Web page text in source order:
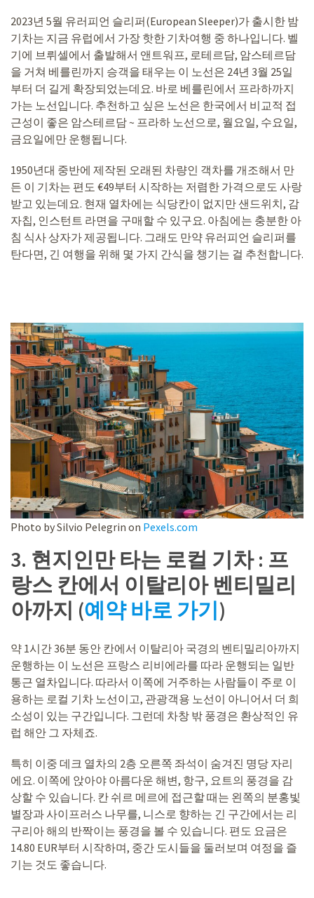
2023년 5월 유러피언 슬리퍼(European Sleeper)가 출시한 밤
기차는 지금 유럽에서 가장 핫한 기차여행 중 하나입니다. 벨
기에 브뤼셀에서 출발해서 앤트워프, 로테르담, 암스테르담
을 거쳐 베를린까지 승객을 태우는 이 노선은 24년 3월 25일
부터 더 길게 확장되었는데요. 바로 베를린에서 프라하까지
가는 노선입니다. 추천하고 싶은 노선은 한국에서 비교적 접
근성이 좋은 암스테르담 ~ 프라하 노선으로, 월요일, 수요일,
금요일에만 운행됩니다.
1950년대 중반에 제작된 오래된 차량인 객차를 개조해서 만
든 이 기차는 편도 €49부터 시작하는 저렴한 가격으로도 사랑
받고 있는데요. 현재 열차에는 식당칸이 없지만 샌드위치, 감
자칩, 인스턴트 라면을 구매할 수 있구요. 아침에는 충분한 아
침 식사 상자가 제공됩니다. 그래도 만약 유러피언 슬리퍼를
탄다면, 긴 여행을 위해 몇 가지 간식을 챙기는 걸 추천합니다.
Photo by Silvio Pelegrin on Pexels.com
3. 현지인만 타는 로컬 기차 : 프
랑스 칸에서 이탈리아 벤티밀리
아까지 (예약 바로 가기)
약 1시간 36분 동안 칸에서 이탈리아 국경의 벤티밀리아까지
운행하는 이 노선은 프랑스 리비에라를 따라 운행되는 일반
통근 열차입니다. 따라서 이쪽에 거주하는 사람들이 주로 이
용하는 로컬 기차 노선이고, 관광객용 노선이 아니어서 더 희
소성이 있는 구간입니다. 그런데 차창 밖 풍경은 환상적인 유
럽 해안 그 자체죠.
특히 이중 데크 열차의 2층 오른쪽 좌석이 숨겨진 명당 자리
에요. 이쪽에 앉아야 아름다운 해변, 항구, 요트의 풍경을 감
상할 수 있습니다. 칸 쉬르 메르에 접근할 때는 왼쪽의 분홍빛
별장과 사이프러스 나무를, 니스로 향하는 긴 구간에서는 리
구리아 해의 반짝이는 풍경을 볼 수 있습니다. 편도 요금은
14.80 EUR부터 시작하며, 중간 도시들을 둘러보며 여정을 즐
기는 것도 좋습니다.